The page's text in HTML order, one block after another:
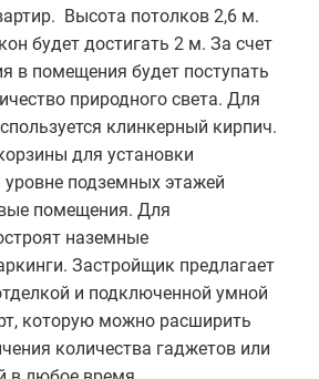
Высота потолков 2,6 м.
будет достигать 2 м. За счет
в помещения будет поступать
природного света. Для
клинкерный кирпич.
для установки
подземных этажей
помещения. Для
наземные
Застройщик предлагает
и подключенной умной
которую можно расширить
количества гаджетов или